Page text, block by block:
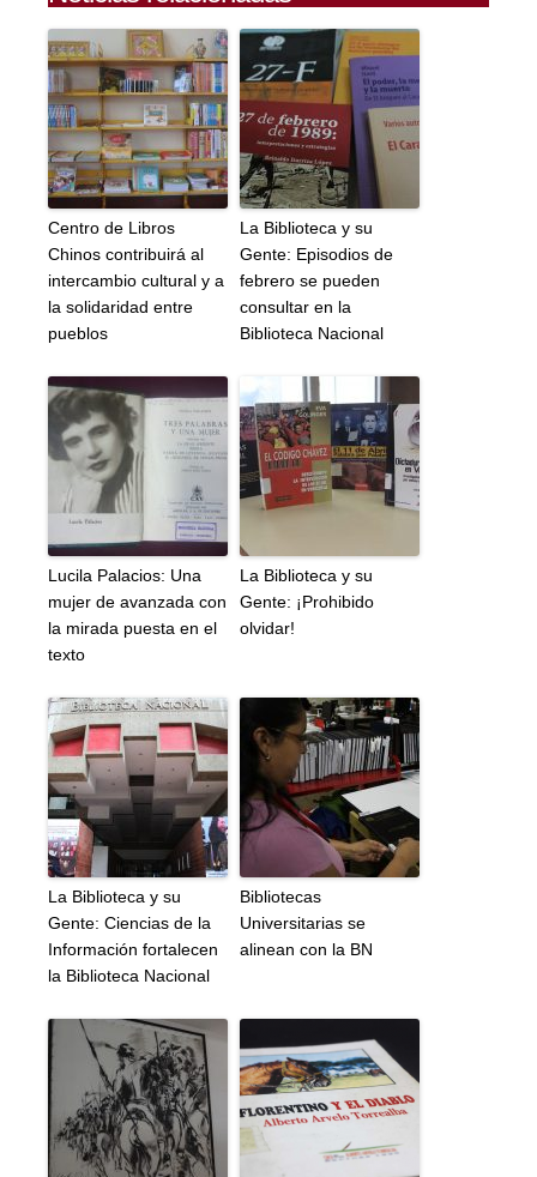
Centro de Libros
Chinos contribuirá al
intercambio cultural y a
la solidaridad entre
pueblos
La Biblioteca y su
Gente: Episodios de
febrero se pueden
consultar en la
Biblioteca Nacional
Lucila Palacios: Una
mujer de avanzada con
la mirada puesta en el
texto
La Biblioteca y su
Gente: ¡Prohibido
olvidar!
La Biblioteca y su
Gente: Ciencias de la
Información fortalecen
la Biblioteca Nacional
Bibliotecas
Universitarias se
alinean con la BN